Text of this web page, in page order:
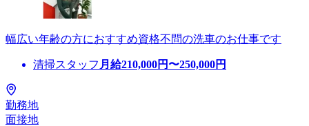
幅広い年齢の方におすすめ資格不問の洗車のお仕事です
清掃スタッフ 月給210,000円〜250,000円
勤務地
面接地